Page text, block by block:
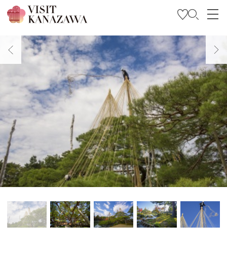
Inspírese
Planee su viaje
Travel Trade and Media
Languages